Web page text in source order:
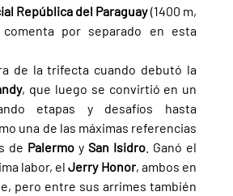
República del Paraguay (1400 m,
por separado en esta
de la trifecta cuando debutó la
, que luego se convirtió en un
etapas y desafíos hasta
una de las máximas referencias
de Palermo y San Isidro
labor, el Jerry Honor, ambos en
pero entre sus arrimes también